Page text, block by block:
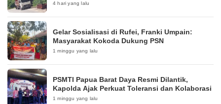
4 hari yang lalu
Gelar Sosialisasi di Rufei, Franki Umpain:
Masyarakat Kokoda Dukung PSN
1 minggu yang lalu
PSMTI Papua Barat Daya Resmi Dilantik,
Kapolda Ajak Perkuat Toleransi dan Kolaborasi
1 minggu yang lalu